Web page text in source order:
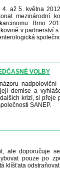
4. až 5. května
mezinárodní
Brno
v partnerství
VOLBY
demise a
krizí, si přeje
SANEP.
ale doporučuje
pouze po
klíšťata